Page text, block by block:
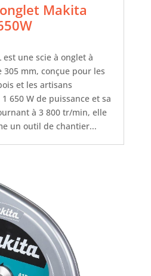
Makita
est une scie à onglet à
mm, conçue pour les
et les artisans
650 W de puissance et sa
à 3 800 tr/min, elle
un outil de chantier...